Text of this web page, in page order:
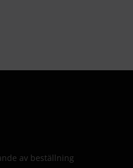
av beställning